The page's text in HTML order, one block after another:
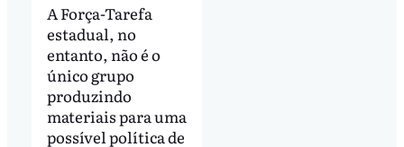
A Força-Tarefa
estadual, no
entanto, não é o
único grupo
produzindo
materiais para uma
possível política de